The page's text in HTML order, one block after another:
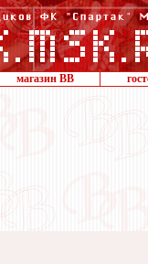
магазин ВВ